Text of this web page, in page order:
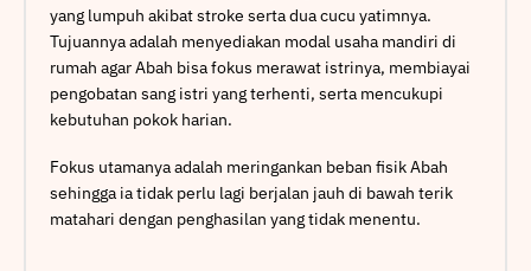
yang lumpuh akibat stroke serta dua cucu yatimnya.
Tujuannya adalah menyediakan modal usaha mandiri di
rumah agar Abah bisa fokus merawat istrinya, membiayai
pengobatan sang istri yang terhenti, serta mencukupi
kebutuhan pokok harian.
Fokus utamanya adalah meringankan beban fisik Abah
sehingga ia tidak perlu lagi berjalan jauh di bawah terik
matahari dengan penghasilan yang tidak menentu.